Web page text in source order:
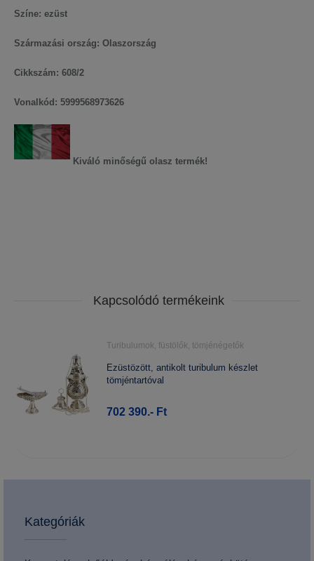
Színe: ezüst
Származási ország: Olaszország
Cikkszám: 608/2
Vonalkód: 5999568973626
Kiváló minőségű olasz termék!
Kapcsolódó termékeink
Turibulumok, füstölők, tömjénégetők
Ezüstözött, antikolt turibulum készlet
tömjéntartóval
702 390.- Ft
Kategóriák